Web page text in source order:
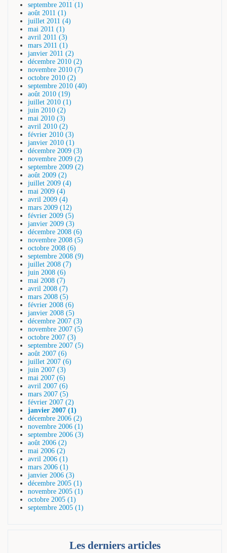
septembre 2011 (1)
août 2011 (1)
juillet 2011 (4)
mai 2011 (1)
avril 2011 (3)
mars 2011 (1)
janvier 2011 (2)
décembre 2010 (2)
novembre 2010 (7)
octobre 2010 (2)
septembre 2010 (40)
août 2010 (19)
juillet 2010 (1)
juin 2010 (2)
mai 2010 (3)
avril 2010 (2)
février 2010 (3)
janvier 2010 (1)
décembre 2009 (3)
novembre 2009 (2)
septembre 2009 (2)
août 2009 (2)
juillet 2009 (4)
mai 2009 (4)
avril 2009 (4)
mars 2009 (12)
février 2009 (5)
janvier 2009 (3)
décembre 2008 (6)
novembre 2008 (5)
octobre 2008 (6)
septembre 2008 (9)
juillet 2008 (7)
juin 2008 (6)
mai 2008 (7)
avril 2008 (7)
mars 2008 (5)
février 2008 (6)
janvier 2008 (5)
décembre 2007 (3)
novembre 2007 (5)
octobre 2007 (3)
septembre 2007 (5)
août 2007 (6)
juillet 2007 (6)
juin 2007 (3)
mai 2007 (6)
avril 2007 (6)
mars 2007 (5)
février 2007 (2)
janvier 2007 (1)
décembre 2006 (2)
novembre 2006 (1)
septembre 2006 (3)
août 2006 (2)
mai 2006 (2)
avril 2006 (1)
mars 2006 (1)
janvier 2006 (3)
décembre 2005 (1)
novembre 2005 (1)
octobre 2005 (1)
septembre 2005 (1)
Les derniers articles